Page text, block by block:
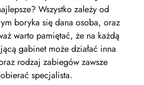
Wszystko zależy od
boryka się dana osoba, oraz
warto pamiętać, że na każdą
gabinet może działać inna
rodzaj zabiegów zawsze
specjalista.